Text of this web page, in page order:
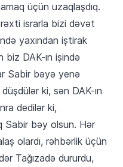
üçün uzaqlaşdıq.
israrla bizi dəvət
yaxından iştirak
DAK-ın işində
Sabir bəyə yenə
ki, sən DAK-ın
dedilər ki,
Sabir bəy olsun. Hər
olardı, rəhbərlik üçün
Tağızadə dururdu,